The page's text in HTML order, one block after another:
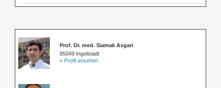
Prof. Dr. med. Siamak Asgari
85049 Ingolstadt
» Profil ansehen